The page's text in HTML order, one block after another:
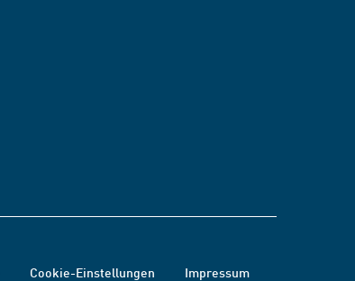
Cookie-Einstellungen Impressum